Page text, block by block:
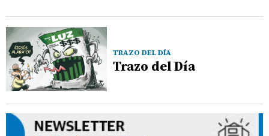
TRAZO DEL DÍA
Trazo del Día